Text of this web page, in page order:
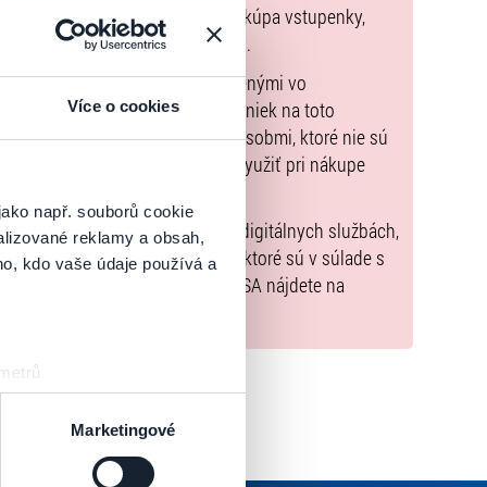
Více o cookies
např. souborů cookie
reklamy a obsah,
kdo vaše údaje používá a
prstu)
. Svůj souhlas
Marketingové
zmluvu, ktorej predmetom je kúpa vstupenky,
sú uvedené priamo v košíku.
uhradiť len spôsobmi uvedenými vo
že kúpne ceny vstupeniek na toto
GoOut, ani inými spôsobmi, ktoré nie sú
. Poukazy GoOut môžete využiť pri nákupe
EÚ 2022/2065 (Akt o digitálnych službách,
, iba výrobky alebo služby, ktoré sú v súlade s
informácie a kontakty podľa DSA nájdete na